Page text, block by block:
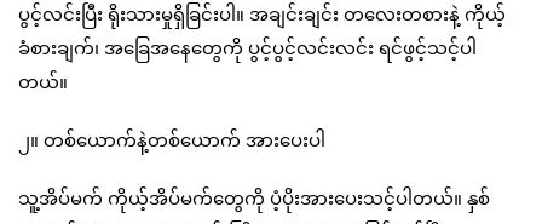
ပွင့်လင်းပြီး ရိုးသားမှုရှိခြင်းပါ။ အချင်းချင်း တလေးတစားနဲ့ ကိုယ့်
ခံစားချက်၊ အခြေအနေတွေကို ပွင့်ပွင့်လင်းလင်း ရင်ဖွင့်သင့်ပါ
တယ်။
၂။ တစ်ယောက်နဲ့တစ်ယောက် အားပေးပါ
သူ့အိပ်မက် ကိုယ့်အိပ်မက်တွေကို ပံ့ပိုးအားပေးသင့်ပါတယ်။ နှစ်